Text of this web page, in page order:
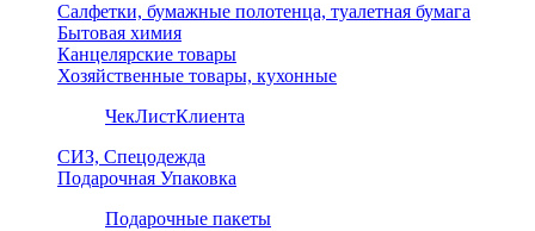
Салфетки, бумажные полотенца, туалетная бумага
Бытовая химия
Канцелярские товары
Хозяйственные товары, кухонные
ЧекЛистКлиента
СИЗ, Спецодежда
Подарочная Упаковка
Подарочные пакеты